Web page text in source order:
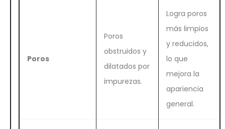
Poros
Poros
obstruidos y
dilatados por
impurezas.
Logra poros
más limpios
y reducidos,
lo que
mejora la
apariencia
general.